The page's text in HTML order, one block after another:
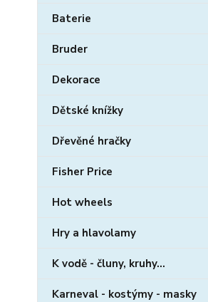
Baterie
Bruder
Dekorace
Dětské knížky
Dřevěné hračky
Fisher Price
Hot wheels
Hry a hlavolamy
K vodě - čluny, kruhy...
Karneval - kostýmy - masky